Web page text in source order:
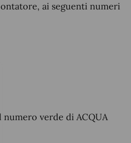
ai seguenti numeri
verde di ACQUA